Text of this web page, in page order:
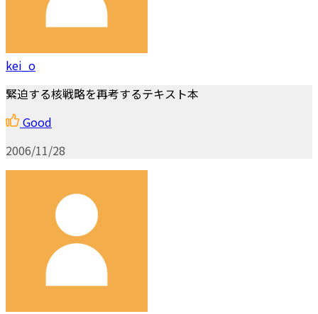
kei_o
緊迫する核戦略を再考するテキスト本
Good
2006/11/28